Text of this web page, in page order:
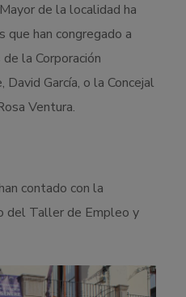
de la localidad ha
han congregado a
la Corporación
García, o la Concejal
Ventura.
contado con la
del Taller de Empleo y